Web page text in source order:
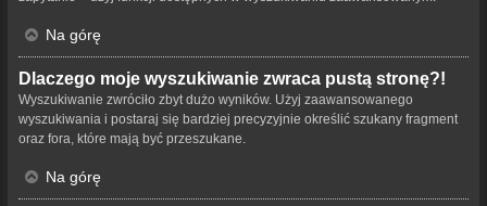
Na górę
Dlaczego moje wyszukiwanie zwraca pustą stronę?!
Wyszukiwanie zwróciło zbyt dużo wyników. Użyj zaawansowanego
wyszukiwania i postaraj się bardziej precyzyjnie określić szukany fragment
oraz fora, które mają być przeszukane.
Na górę